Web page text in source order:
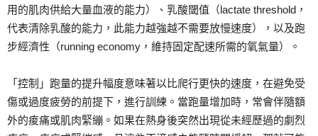
用的肌肉供給大量血液的能力）、乳酸閾值（lactate threshold，
代表清除乳酸的能力，此能力越強越不需要放慢速度），以及跑
步經濟性（running economy，維持固定配速所需的氧氣量）。
「控制」跑量的提升幅度意味著以比爬行更快的速度，在避免受
傷或過度疲勞的前提下，進行訓練。當跑量增加時，常會伴隨額
外的痠痛或肌肉緊繃。如果在熱身後突然出現從未經歷過的劇烈